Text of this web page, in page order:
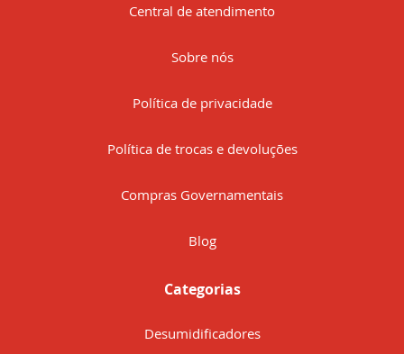
Central de atendimento
Sobre nós
Política de privacidade
Política de trocas e devoluções
Compras Governamentais
Blog
Categorias
Desumidificadores